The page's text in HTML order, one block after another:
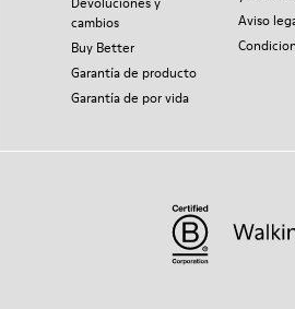
cambios
Buy Better
Garantía de producto
Garantía de por vida
Aviso